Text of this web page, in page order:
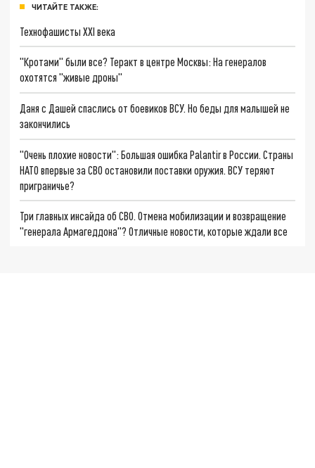
ЧИТАЙТЕ ТАКЖЕ:
Технофашисты XXI века
"Кротами" были все? Теракт в центре Москвы: На генералов
охотятся "живые дроны"
Даня с Дашей спаслись от боевиков ВСУ. Но беды для малышей не
закончились
"Очень плохие новости": Большая ошибка Palantir в России. Страны
НАТО впервые за СВО остановили поставки оружия. ВСУ теряют
приграничье?
Три главных инсайда об СВО. Отмена мобилизации и возвращение
"генерала Армагеддона"? Отличные новости, которые ждали все